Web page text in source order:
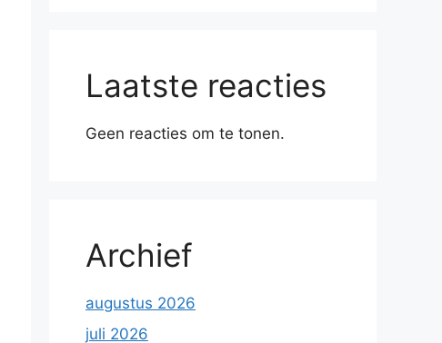
Laatste reacties
Geen reacties om te tonen.
Archief
augustus 2026
juli 2026